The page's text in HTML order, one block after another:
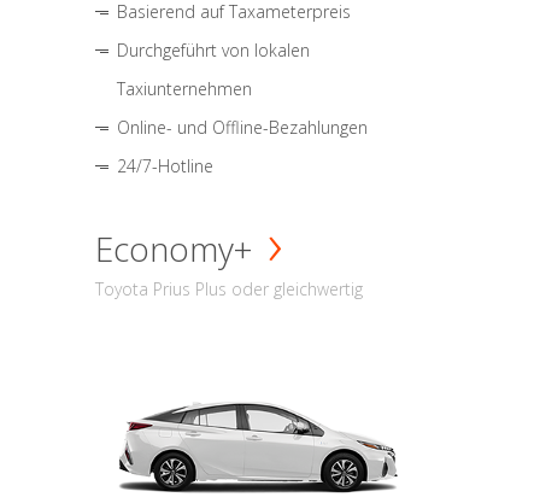
Basierend auf Taxameterpreis
Durchgeführt von lokalen
Taxiunternehmen
Online- und Offline-Bezahlungen
24/7-Hotline
Economy+
Toyota Prius Plus oder gleichwertig